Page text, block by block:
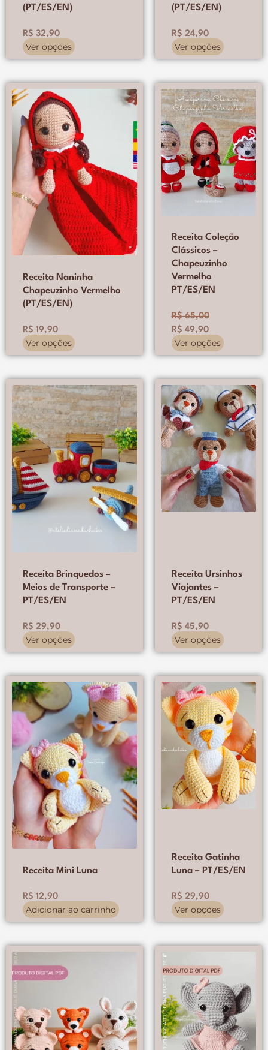
(PT/ES/EN)
R$ 32,90
Ver opções
(PT/ES/EN)
R$ 24,90
Ver opções
Receita Naninha
Chapeuzinho Vermelho
(PT/ES/EN)
R$ 19,90
Ver opções
Este
produto
tem
várias
variantes.
As
opções
podem
escolhidas
página
do
produto
Receita Coleção
Clássicos –
Chapeuzinho
Vermelho
PT/ES/EN
R$65,00
O
preço
original
era:
R$ 65,00.
R$ 49,90
O
preço
atual
é:
R$ 49,90.
Ver opções
Este
produto
tem
várias
variantes.
As
opções
podem
ser
escolhidas
do
produto
Receita Brinquedos –
Meios de Transporte –
PT/ES/EN
R$ 29,90
Ver opções
Este
produto
tem
várias
variantes.
As
opções
podem
ser
escolhidas
na
Receita Ursinhos
Viajantes –
PT/ES/EN
R$ 45,90
Ver opções
Este
produto
tem
várias
variantes.
As
opções
podem
ser
escolhidas
na
Receita Mini Luna
R$ 12,90
Adicionar ao carrinho
Receita Gatinha
Luna – PT/ES/EN
R$ 29,90
Ver opções
Este
produto
tem
várias
variantes.
opções
podem
ser
escolhidas
na
O
preço
original
R$ 34,90.R$ 29,90.